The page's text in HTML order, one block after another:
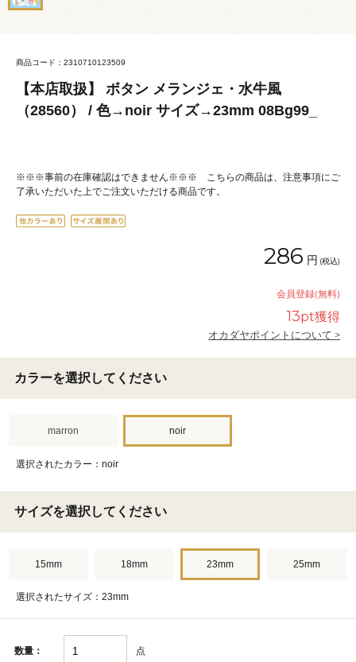
商品コード：2310710123509
【本店取扱】 ボタン メランジェ・水牛風
（28560） / 色→noir サイズ→23mm 08Bg99_
※※※事前の在庫確認はできません※※※ こちらの商品は、注意事項にご
了承いただいた上でご注文いただける商品です。
286 円 (税込)
会員登録(無料)
13pt獲得
オカダヤポイントについて >
カラーを選択してください
marron noir
選択されたカラー：noir
サイズを選択してください
15mm 18mm 23mm 25mm
選択されたサイズ：23mm
数量： 点